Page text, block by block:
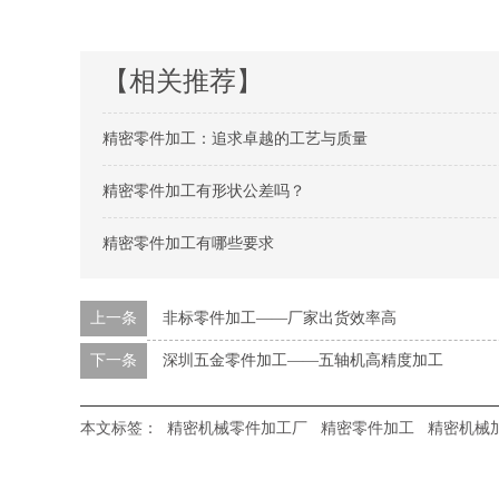
【相关推荐】
精密零件加工：追求卓越的工艺与质量
精密零件加工有形状公差吗？
精密零件加工有哪些要求
上一条 非标零件加工——厂家出货效率高
下一条 深圳五金零件加工——五轴机高精度加工
本文标签： 精密机械零件加工厂 精密零件加工 精密机械